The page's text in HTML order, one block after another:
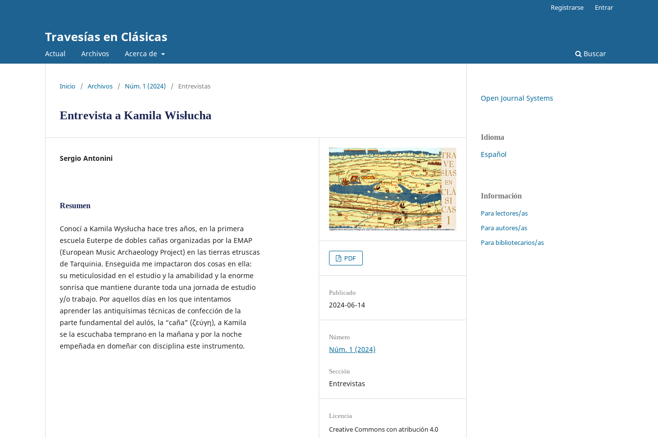
Travesías en Clásicas
Actual Archivos Acerca de Buscar
Registrarse Entrar
Inicio / Archivos / Núm. 1 (2024) / Entrevistas
Entrevista a Kamila Wisłucha
Sergio Antonini
Resumen
Conocí a Kamila Wysłucha hace tres años, en la primera
escuela Euterpe de dobles cañas organizadas por la EMAP
(European Music Archaeology Project) en las tierras etruscas
de Tarquinia. Enseguida me impactaron dos cosas en ella:
su meticulosidad en el estudio y la amabilidad y la enorme
sonrisa que mantiene durante toda una jornada de estudio
y/o trabajo. Por aquellos días en los que intentamos
aprender las antiquísimas técnicas de confección de la
parte fundamental del aulós, la “caña” (ζεύγη), a Kamila
se la escuchaba temprano en la mañana y por la noche
empeñada en domeñar con disciplina este instrumento.
PDF
Publicado
2024-06-14
Número
Núm. 1 (2024)
Sección
Entrevistas
Licencia
Creative Commons con atribución 4.0
Open Journal Systems
Idioma
Español
Información
Para lectores/as
Para autores/as
Para bibliotecarios/as